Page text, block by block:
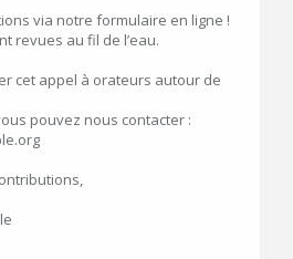
via notre formulaire en ligne !
revues au fil de l’eau.
cet appel à orateurs autour de
pouvez nous contacter :